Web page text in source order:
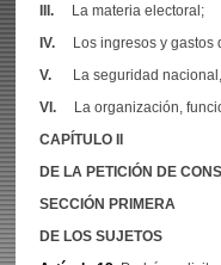
III. La materia electoral;
IV. Los ingresos y gastos
V. La seguridad
VI.
La organización,
CAPÍTULO II
DE LA PETICIÓN DE
SECCIÓN PRIMERA
DE LOS SUJETOS